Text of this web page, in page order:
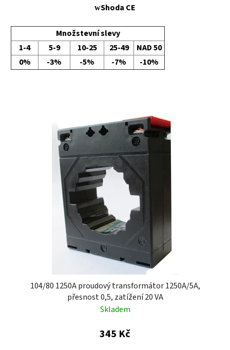
wShoda CE
Množstevní slevy
1-4
5-9 10-25 25-49
NAD 50
0%
-3% -5% -7% -10%
104/80 1250A proudový transformátor 1250A/5A,
přesnost 0,5, zatížení 20 VA
Skladem
345 Kč